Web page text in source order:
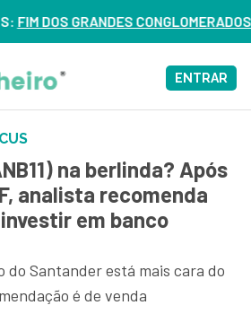
GRANDES CONGLOMERADOS NO
ENTRAR
na berlinda? Após
analista recomenda
em banco
do Santander está mais cara do
é de venda